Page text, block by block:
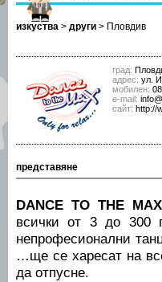
изкуства > други > Пловдив
град:
адрес: ул.
мобилен:
е-mail:
сайт: http://
представяне
DANCE TO THE MAX
всички от 3 до 300
непрофесионални
…ще се харесат на
да отпусне.